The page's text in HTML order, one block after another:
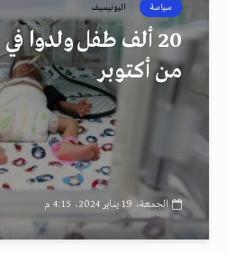
سياسة اليونيسيف
20 ألف طفل ولدوا
من أكتوبر
الجمعة، 19 يناير 2024، 4:15 م